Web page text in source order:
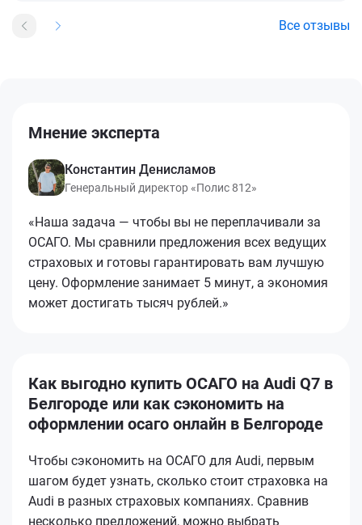
Все отзывы
Мнение эксперта
Константин Денисламов
Генеральный директор «Полис 812»
«Наша задача — чтобы вы не переплачивали за
ОСАГО. Мы сравнили предложения всех ведущих
страховых и готовы гарантировать вам лучшую
цену. Оформление занимает 5 минут, а экономия
может достигать тысяч рублей.»
Как выгодно купить ОСАГО на Audi Q7 в
Белгороде или как сэкономить на
оформлении осаго онлайн в Белгороде
Чтобы сэкономить на ОСАГО для Audi, первым
шагом будет узнать, сколько стоит страховка на
Audi в разных страховых компаниях. Сравнив
несколько предложений, можно выбрать